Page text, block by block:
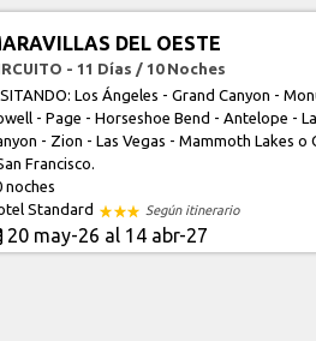
DEL OESTE
- 11 Días / 10 Noches
Los Ángeles - Grand Canyon -
- Page - Horseshoe Bend - Antelope -
- Zion - Las Vegas - Mammoth Lakes o
Francisco.
noches
Standard
Según itinerario
20 may-26 al 14 abr-27